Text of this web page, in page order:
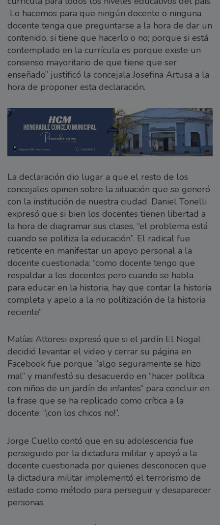
Lo hacemos para que ningún docente o ninguna
docente tenga que preguntarse a la hora de dar un
contenido, si tiene que hacerlo o no; porque si está
contemplado en la currícula es porque existe un
consenso mayoritario de que tiene que ser
enseñado” justificó la concejala Josefina Artusa a la
hora de proponer esta declaración.
La declaración dio lugar a que el resto de los
concejales opinen sobre la situación que se generó
con la institución de nuestra ciudad. Daniel Tonelli
expresó que si bien los docentes tienen libertad a
la hora de diagramar sus clases, “el problema está
cuando se politiza la educación”. El radical fue
reticente en manifestar un apoyo personal a la
docente cuestionada: “como docente tengo que
respaldar a los docentes pero cuando se habla
para educar en la historia, hay que contar la historia
completa y apelo a la no politización de la historia
reciente”.
Matías Attoresi expresó que si el jardín El Nogal
decidió levantar el video y cerrar su página en
Facebook fue porque “algo seguramente se hizo
mal” y manifestó su desacuerdo en “hacer política
con niños de un jardín de infantes” para concluir en
la frase que se ha replicado como crítica a la
docente: “¡con los chicos no!”.
Jorge Cuello contó que en su adolescencia fue
perseguido por la dictadura militar y apoyó a la
docente cuestionada por quienes desconocen que
la dictadura militar implementó el terrorismo de
estado como método para perseguir y desaparecer
personas.